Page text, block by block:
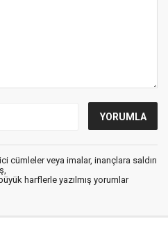
cümleler veya imalar, inançlara saldırı
harflerle yazılmış yorumlar